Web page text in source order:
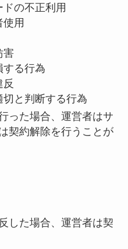
の不正利用
用
害
する行為
と判断する行為
った場合、運営者はサ
契約解除を行うことが
した場合、運営者は契